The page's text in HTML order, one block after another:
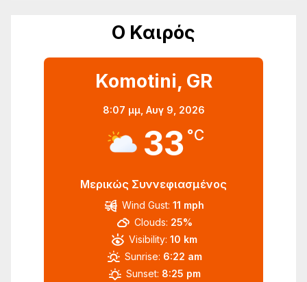
Ο Καιρός
Komotini, GR
8:07 μμ, Αυγ 9, 2026
33 °C
Μερικώς Συννεφιασμένος
Wind Gust: 11 mph
Clouds: 25%
Visibility: 10 km
Sunrise: 6:22 am
Sunset: 8:25 pm